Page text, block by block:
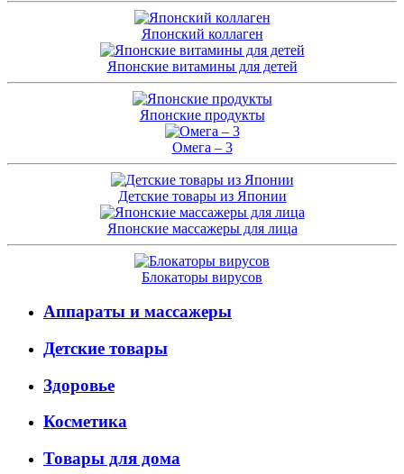
Японский коллаген
Японские витамины для детей
Японские продукты
Омега – 3
Детские товары из Японии
Японские массажеры для лица
Блокаторы вирусов
Аппараты и массажеры
Детские товары
Здоровье
Косметика
Товары для дома